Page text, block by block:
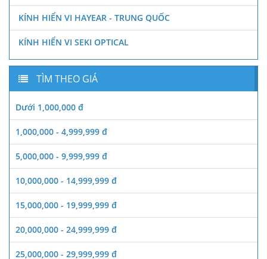
KÍNH HIỂN VI HAYEAR - TRUNG QUỐC
KÍNH HIỂN VI SEKI OPTICAL
TÌM THEO GIÁ
Dưới 1,000,000 đ
1,000,000 - 4,999,999 đ
5,000,000 - 9,999,999 đ
10,000,000 - 14,999,999 đ
15,000,000 - 19,999,999 đ
20,000,000 - 24,999,999 đ
25,000,000 - 29,999,999 đ